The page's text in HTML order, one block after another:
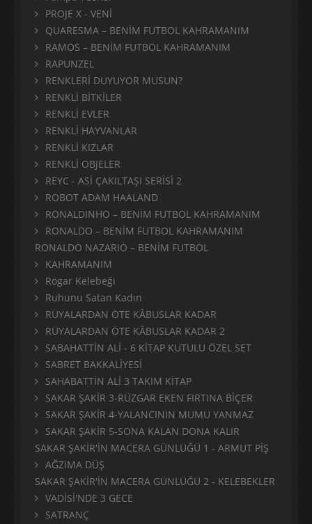
PROJE X - VENİ
QUARESMA – BENİM FUTBOL KAHRAMANIM
RAMOS – BENİM FUTBOL KAHRAMANIM
RAPUNZEL
RENKLERİ DUYUYOR MUSUN?
RENKLİ BİTKİLER
RENKLİ EVLER
RENKLİ HAYVANLAR
RENKLİ KIZLAR
RENKLİ OBJELER
REYC - ASİ ÇAKILTAŞI SERİSİ 2
ROBOT ADAM HAALAND
RONALDINHO – BENİM FUTBOL KAHRAMANIM
RONALDO – BENİM FUTBOL KAHRAMANIM
RONALDO NAZARIO – BENİM FUTBOL
KAHRAMANIM
Rögar Kelebeği
Ruhunu Satan Kadın
RÜYALARDAN ÖTE KÂBUSLAR KADAR
RÜYALARDAN ÖTE KÂBUSLAR KADAR 2
SABAHATTİN ALİ - 6 KİTAP KUTULU ÖZEL SET
SABRET BAKKALİYESİ
SAHABATTİN ALİ 3 TAKIM KİTAP
SAKAR ŞAKİR 3-RÜZGAR EKEN FIRTINA BİÇER
SAKAR ŞAKİR 4-YALANCININ MUMU YANMAZ
SAKAR ŞAKİR 5-SONA KALAN DONA KALIR
SAKAR ŞAKİR'İN MACERA GÜNLÜĞÜ 1 - ARMUT PİŞ
AĞZIMA DÜŞ
SAKAR ŞAKİR'İN MACERA GÜNLÜĞÜ 2 - KELEBEKLER
VADİSİ'NDE 3 GECE
SATRANÇ